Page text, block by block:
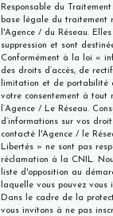
Responsable du
base légale du traitement
l'Agence / du Réseau.
suppression et sont
Conformément à la loi «
des droits d’accès, de
limitation et de portabilité
votre consentement à tout
l’Agence / Le Réseau.
d’informations sur vos
contacté l'Agence / le
Libertés » ne sont pas
réclamation à la CNIL.
liste d'opposition au
laquelle vous pouvez vous
Dans le cadre de la
vous invitons à ne pas